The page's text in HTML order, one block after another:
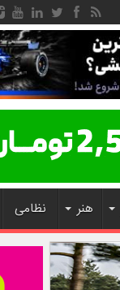
هنر نظامی